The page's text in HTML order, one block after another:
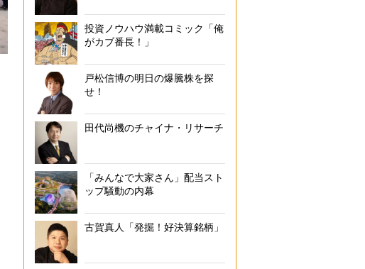
投資ノウハウ満載コミック「俺
がカブ番長！」
戸松信博の明日の爆騰株を探
せ！
田代尚機のチャイナ・リサーチ
「みんなで大家さん」配当スト
ップ騒動の内幕
古賀真人「発掘！好決算銘柄」